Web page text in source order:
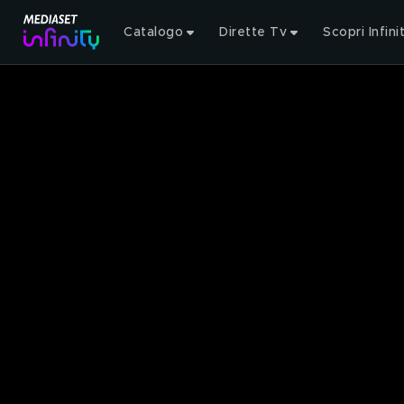
Catalogo Dirette Tv Scopri